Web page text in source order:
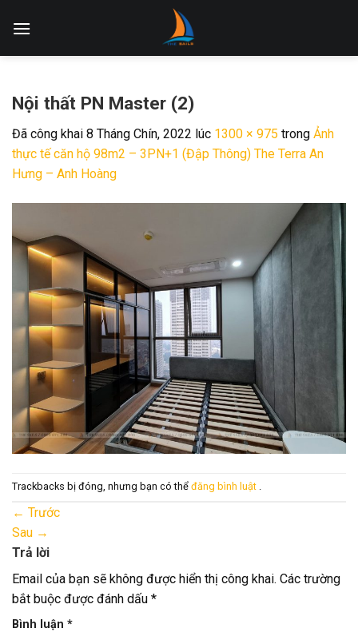
Nội thất PN Master (2)
Đã công khai 8 Tháng Chín, 2022 lúc 1300 × 975 trong Ảnh
thực tế căn hộ 98m2 – 3PN+1 (Đập Thông) The Terra An
Hưng – Anh Hoàng
Trackbacks bị đóng, nhưng bạn có thể đăng bình luật .
← Trước
Sau →
Trả lời
Email của bạn sẽ không được hiển thị công khai. Các trường
bắt buộc được đánh dấu *
Bình luận *